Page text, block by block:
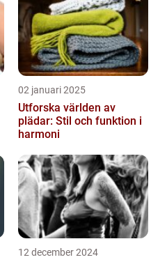
02 januari 2025
Utforska världen av
plädar: Stil och funktion i
harmoni
12 december 2024